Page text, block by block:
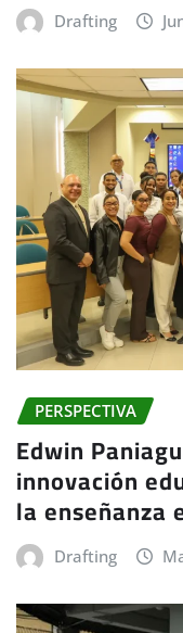
Drafting
PERSPECTIVA
Edwin
innovación
la enseñanza
Drafting